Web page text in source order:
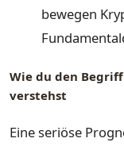
bewegen
Wie du den
verstehst
Eine seriöse